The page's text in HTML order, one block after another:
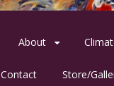
About
Contact Store/